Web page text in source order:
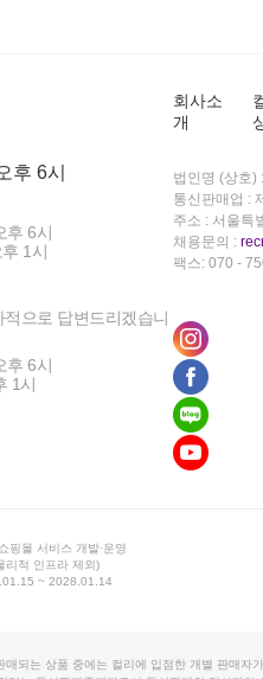
후 6시
후 6시
1시
으로 답변드리겠습니
후 6시
1시
회사소
개
법인명 (상호)
통신판매업 :
주소 : 서울특
채용문의 :
팩스: 070 -
핑몰 서비스 개발·운영
리적 인프라 제외)
~ 2028.01.14
매되는 상품 중에는 컬리에 입점한 개별 판매자